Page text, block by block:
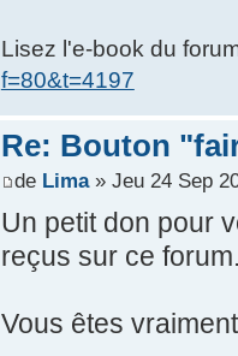
Lisez l'e-book du
f=80&t=4197
Re: Bouton
de Lima» Jeu 24 Sep
Un petit don pour
reçus sur ce
Vous êtes